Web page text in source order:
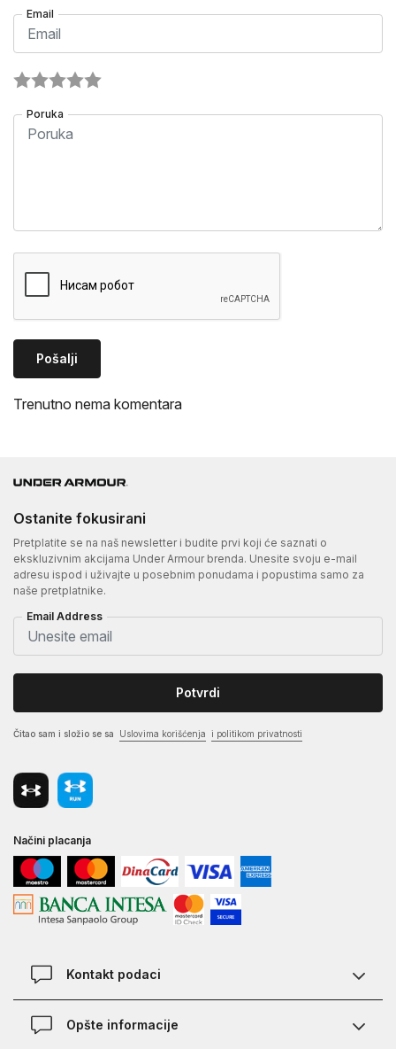
Email
Poruka
Pošalji
Trenutno nema komentara
Ostanite fokusirani
Pretplatite se na naš newsletter i budite prvi koji će saznati o
ekskluzivnim akcijama Under Armour brenda. Unesite svoju e-mail
adresu ispod i uživajte u posebnim ponudama i popustima samo za
naše pretplatnike.
Email Address
Potvrdi
Čitao sam i složio se sa Uslovima korišćenja i politikom privatnosti
Načini placanja
Kontakt podaci
Chat
Opšte informacije